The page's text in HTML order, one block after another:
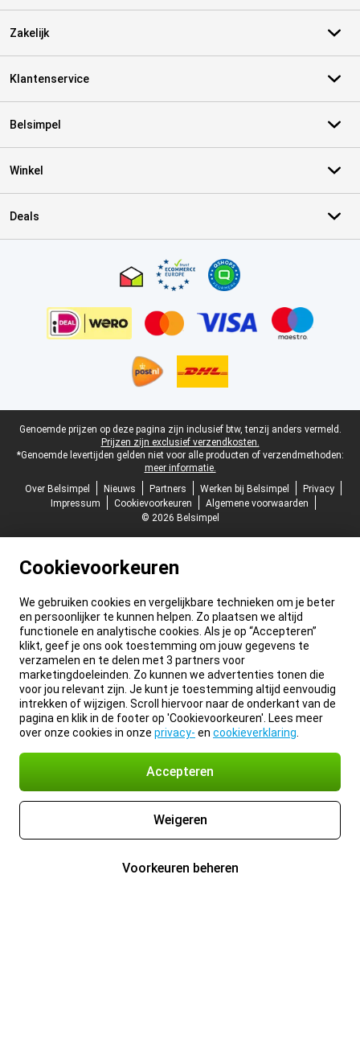
Zakelijk
Klantenservice
Belsimpel
Winkel
Deals
Juridische voettekst
Genoemde prijzen op deze pagina zijn inclusief btw, tenzij anders vermeld.
Prijzen zijn exclusief verzendkosten.
*Genoemde levertijden gelden niet voor alle producten of verzendmethoden:
meer informatie.
Over Belsimpel
Nieuws Partners Werken bij Belsimpel
Privacy
Impressum
Cookievoorkeuren
Algemene voorwaarden
© 2026 Belsimpel
Cookievoorkeuren
We gebruiken cookies en vergelijkbare technieken om je beter
en persoonlijker te kunnen helpen. Zo plaatsen we altijd
functionele en analytische cookies. Als je op “Accepteren”
klikt, geef je ons ook toestemming om jouw gegevens te
verzamelen en te delen met 3 partners voor
marketingdoeleinden. Zo kunnen we advertenties tonen die
voor jou relevant zijn. Je kunt je toestemming altijd eenvoudig
intrekken of wijzigen. Scroll hiervoor naar de onderkant van de
pagina en klik in de footer op 'Cookievoorkeuren'. Lees meer
over onze cookies in onze privacy- en cookieverklaring
Accepteren
Weigeren
Voorkeuren beheren